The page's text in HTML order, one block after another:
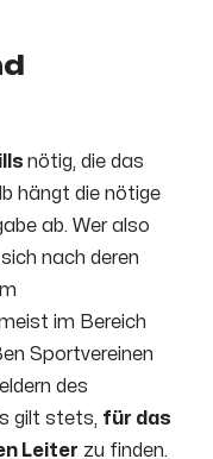
nötig, die das
hängt die nötige
ab. Wer also
nach deren
im Bereich
Sportvereinen
des
gilt stets, für das
Leiter zu finden.